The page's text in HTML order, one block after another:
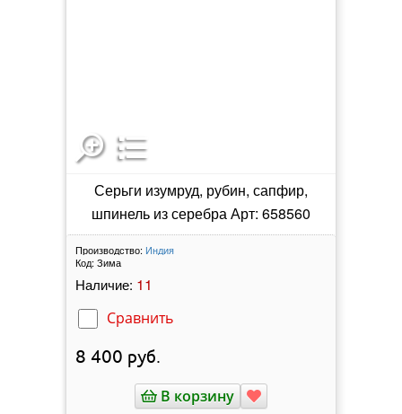
Серьги изумруд, рубин, сапфир,
шпинель из серебра Арт: 658560
Производство: Индия
Код: Зима
Наличие: 11
Сравнить
8 400 руб.
В корзину